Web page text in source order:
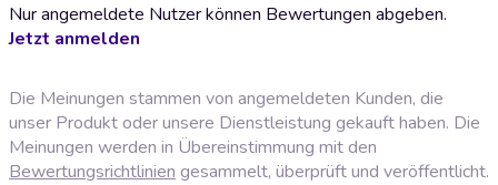
Nur angemeldete Nutzer können Bewertungen abgeben.
Jetzt anmelden
Die Meinungen stammen von angemeldeten Kunden, die
unser Produkt oder unsere Dienstleistung gekauft haben. Die
Meinungen werden in Übereinstimmung mit den
Bewertungsrichtlinien gesammelt, überprüft und veröffentlicht.